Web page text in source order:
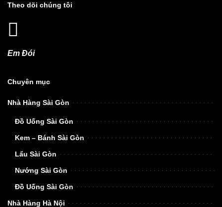
Theo dõi chúng tôi
Em Đói
Chuyên mục
Nhà Hàng Sài Gòn
Đồ Uống Sài Gòn
Kem – Bánh Sài Gòn
Lẩu Sài Gòn
Nướng Sài Gòn
Đồ Uống Sài Gòn
Nhà Hàng Hà Nội